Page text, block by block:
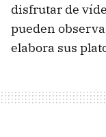
disfrutar de
pueden
elabora sus